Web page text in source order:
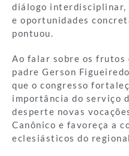
diálogo interdisciplinar,
e oportunidades
pontuou.
Ao falar sobre os frutos
padre Gerson
que o congresso
importância do serviço
desperte novas
Canônico e favoreça a
eclesiásticos do